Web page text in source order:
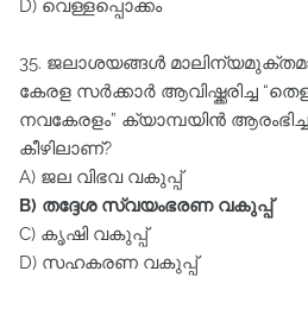
D) വെള്ളപ്പൊക്കം
35. ജലാശയങ്ങൾ
കേരള സർക്കാർ ആവിഷ്ക്കരിച്ച
നവകേരളം” ക്യാമ്പയിൻ
കീഴിലാണ്‌?
A) ജല വിഭവ വകുപ്പ്‌
B) തദ്ദേശ സ്വയംഭരണ വകുപ്പ്‌
C) കൃഷി വകുപ്പ്‌
D) സഹകരണ വകുപ്പ്‌